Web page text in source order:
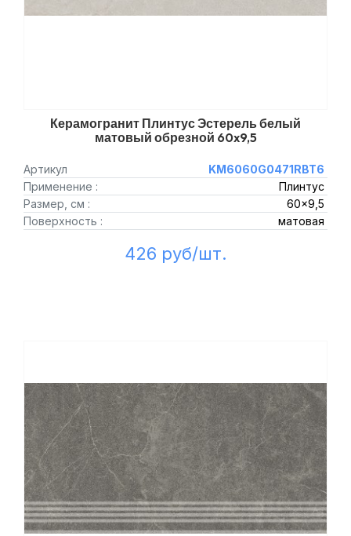
Керамогранит Плинтус Эстерель белый
матовый обрезной 60x9,5
Артикул
KM6060G0471RBT6
Применение :
Плинтус
Размер, см :
60x9,5
Поверхность :
матовая
426 руб/шт.